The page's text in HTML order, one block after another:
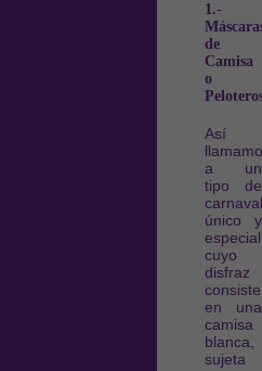
1.-
de
Camisa
o
Así
a un
tipo de
carnaval
único y
cuyo
disfraz
consiste
en una
camisa
blanca,
sujeta